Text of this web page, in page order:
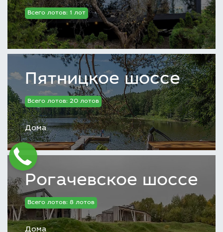
Всего лотов: 1 лот
Пятницкое шоссе
Всего лотов: 20 лотов
Дома
Рогачевское шоссе
Всего лотов: 8 лотов
Дома